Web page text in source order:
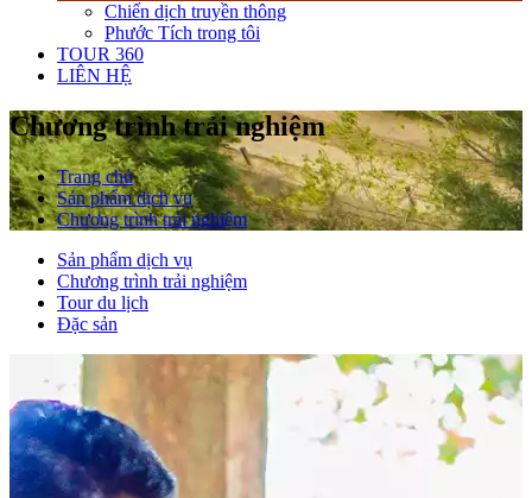
Chiến dịch truyền thông
Phước Tích trong tôi
TOUR 360
LIÊN HỆ
Chương trình trải nghiệm
Trang chủ
Sản phẩm dịch vụ
Chương trình trải nghiệm
Sản phẩm dịch vụ
Chương trình trải nghiệm
Tour du lịch
Đặc sản